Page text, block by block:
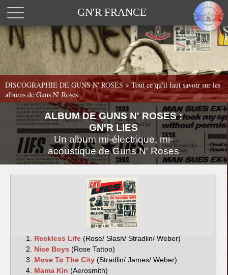
GN'R FRANCE
DISCOGRAPHIE DE GUNS N' ROSES >Tout ce qu'il faut savoir sur les
albums de Guns N' Roses
ALBUM DE GUNS N' ROSES :
GN'R LIES
Un album mi-électrique, mi-
acoustique de Guns N' Roses
Reckless Life(Rose/ Slash/ Stradlin/ Weber)
Nice Boys(Rose Tattoo)
Move To The City(Stradlin/ James/ Weber)
Mama Kin(Aerosmith)